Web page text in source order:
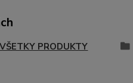
VŠETKY PRODUKTY